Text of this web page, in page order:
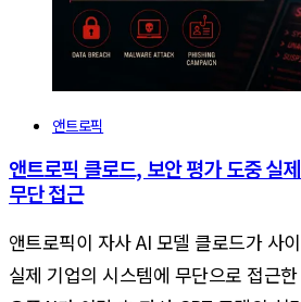
앤트로픽
앤트로픽 클로드, 보안 평가 도중 실
무단 접근
앤트로픽이 자사 AI 모델 클로드가 사
실제 기업의 시스템에 무단으로 접근